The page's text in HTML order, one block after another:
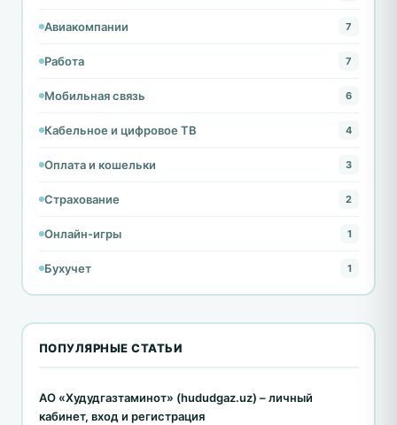
Авиакомпании 7
Работа 7
Мобильная связь 6
Кабельное и цифровое ТВ 4
Оплата и кошельки 3
Страхование 2
Онлайн-игры 1
Бухучет 1
ПОПУЛЯРНЫЕ СТАТЬИ
АО «Худудгазтаминот» (hududgaz.uz) – личный
кабинет, вход и регистрация